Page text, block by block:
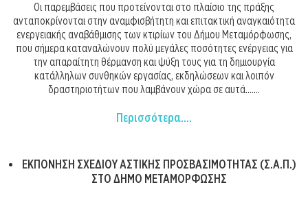
Οι παρεμβάσεις που προτείνονται στο πλαίσιο της πράξης
ανταποκρίνονται στην αναμφισβήτητη και επιτακτική αναγκαιότητα
ενεργειακής αναβάθμισης των κτιρίων του Δήμου Μεταμόρφωσης,
που σήμερα καταναλώνουν πολύ μεγάλες ποσότητες ενέργειας για
την απαραίτητη θέρμανση και ψύξη τους για τη δημιουργία
κατάλληλων συνθηκών εργασίας, εκδηλώσεων και λοιπόν
δραστηριοτήτων που λαμβάνουν χώρα σε αυτά.......
Περισσότερα....
ΕΚΠΟΝΗΣΗ ΣΧΕΔΙΟΥ ΑΣΤΙΚΗΣ ΠΡΟΣΒΑΣΙΜΟΤΗΤΑΣ (Σ.Α.Π.)
ΣΤΟ ΔΗΜΟ ΜΕΤΑΜΟΡΦΩΣΗΣ